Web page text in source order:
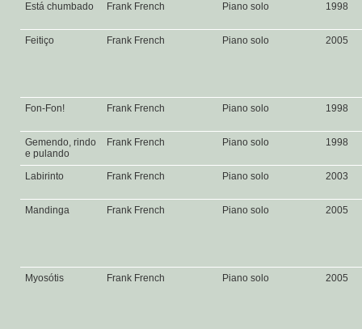
Está chumbado Frank French Piano solo 1998
Feitiço Frank French Piano solo 2005
Fon-Fon! Frank French Piano solo 1998
Gemendo, rindo
e pulando
Frank French Piano solo 1998
Labirinto Frank French Piano solo 2003
Mandinga Frank French Piano solo 2005
Myosótis Frank French Piano solo 2005